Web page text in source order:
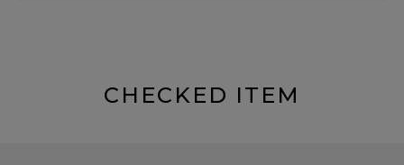
CHECKED ITEM